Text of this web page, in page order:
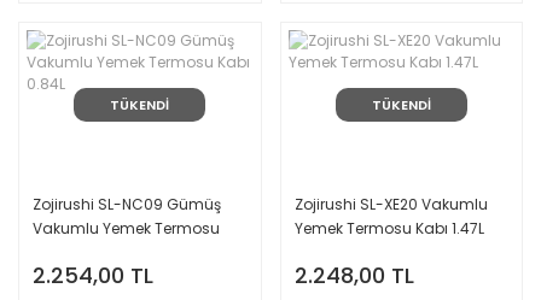
TÜKENDİ
Zojirushi SL-NC09 Gümüş
Vakumlu Yemek Termosu
2.254,00 TL
TÜKENDİ
Zojirushi SL-XE20 Vakumlu
Yemek Termosu Kabı 1.47L
2.248,00 TL